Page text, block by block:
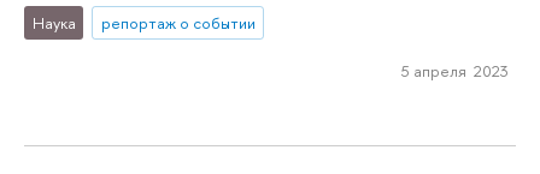
Наука репортаж о событии
5 апреля 2023